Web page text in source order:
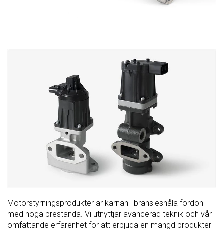
Motorstyrningsprodukter är kärnan i bränslesnåla fordon
med höga prestanda. Vi utnyttjar avancerad teknik och vår
omfattande erfarenhet för att erbjuda en mängd produkter